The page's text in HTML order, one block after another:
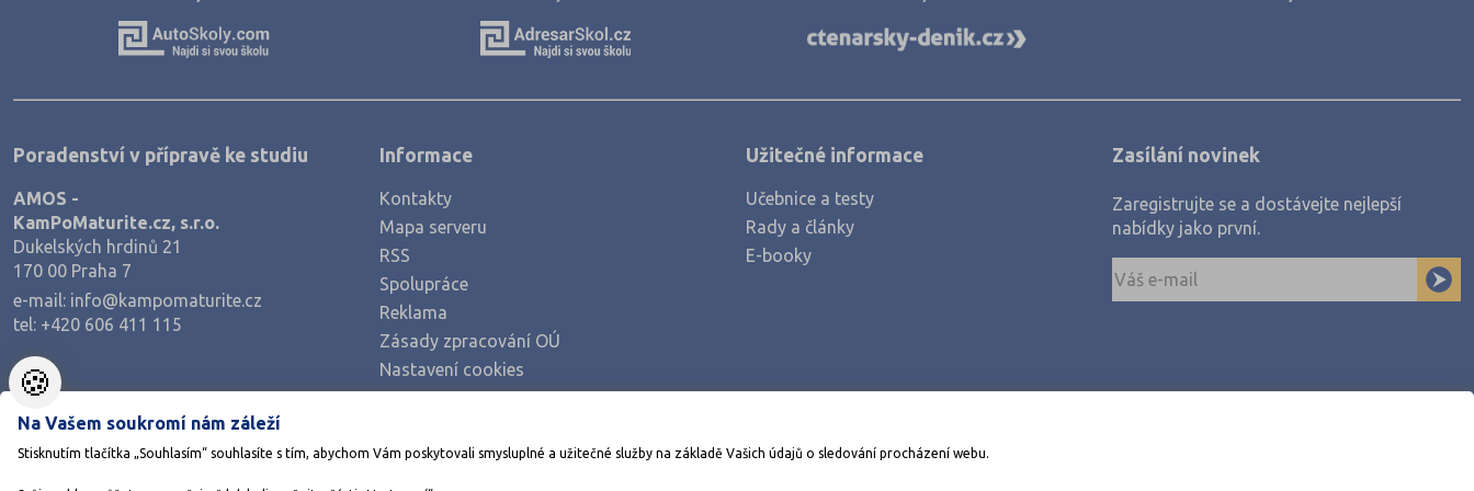
Kroměříž (3)
Nový Jičín (1)
Opava (2)
Zemědělství a lesnictví
Policejní a vojenské obory
Právo
Zdravotnické obory
Pedagogika a sociální péče
Umělecké obory
Šance na přijetí
Poradenství v přípravě ke studiu
AMOS -
KamPoMaturite.cz, s.r.o.
Dukelských hrdinů 21
170 00 Praha 7
e-mail: info@kampomaturite.cz
tel: +420 606 411 115
Informace
Kontakty
Mapa serveru
RSS
Spolupráce
Reklama
Zásady zpracování OÚ
Nastavení cookies
Stáhněte si aplikaci Adresář škol
Užitečné informace
Učebnice a testy
Rady a články
E-booky
Zasílání novinek
Zaregistrujte se a dostávejte nejlepší
nabídky jako první.
🍪
Na Vašem soukromí nám záleží
Stisknutím tlačítka „Souhlasím“ souhlasíte s tím, abychom Vám poskytovali smysluplné a užitečné služby na základě Vašich údajů o sledování procházení webu.